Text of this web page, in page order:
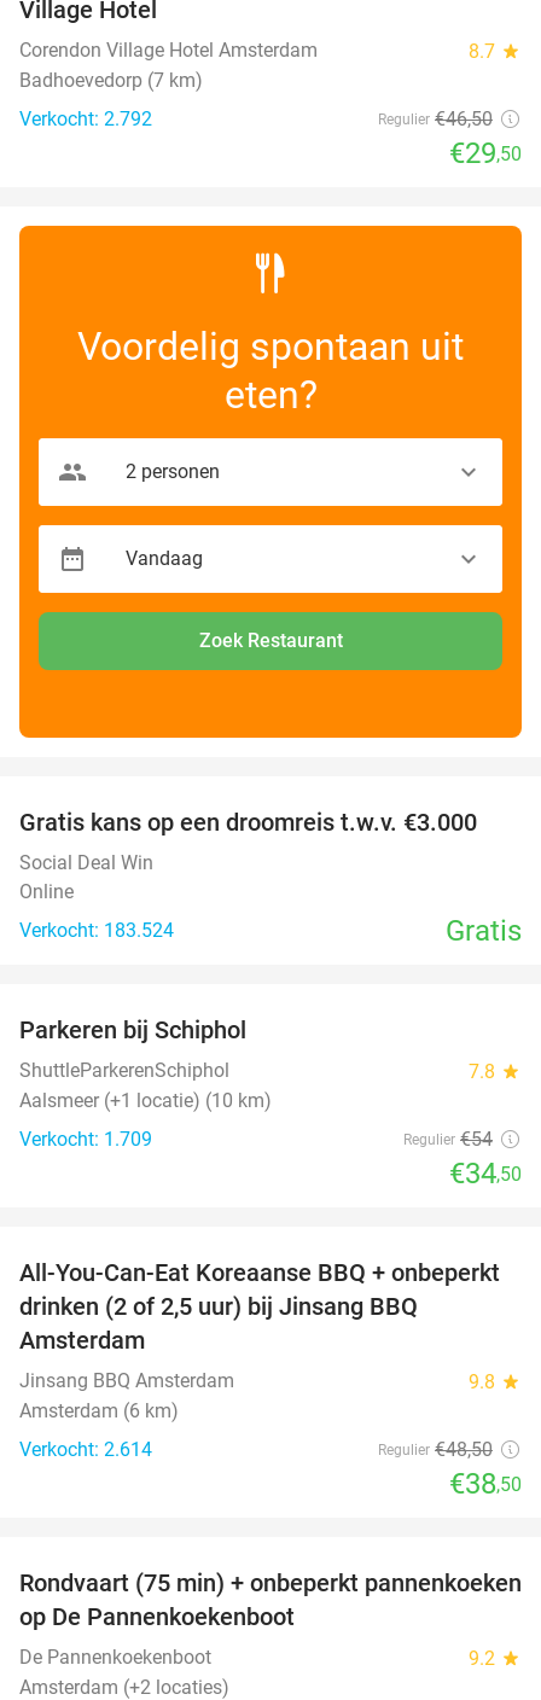
Village Hotel
Corendon Village Hotel Amsterdam 8.7 star
Badhoevedorp (7 km)
Verkocht: 2.792
Regulier €46,50
€29,50
Voordelig spontaan uit
eten?
Zoek Restaurant
Gratis kans op een droomreis t.w.v. €3.000
Social Deal Win
Online
Verkocht: 183.524
Gratis
Parkeren bij Schiphol
ShuttleParkerenSchiphol 7.8 star
Aalsmeer (+1 locatie) (10 km)
Verkocht: 1.709
Regulier €54
€34,50
21%
All-You-Can-Eat Koreaanse BBQ + onbeperkt
drinken (2 of 2,5 uur) bij Jinsang BBQ
Amsterdam
Jinsang BBQ Amsterdam 9.8 star
Amsterdam (6 km)
Verkocht: 2.614
Regulier €48,50
€38,50
30%
Rondvaart (75 min) + onbeperkt pannenkoeken
op De Pannenkoekenboot
De Pannenkoekenboot 9.2 star
Amsterdam (+2 locaties)